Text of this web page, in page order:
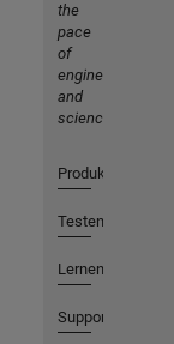
the
pace
of
engineering
and
science
Produkte
Testen oder
Lernen
Support